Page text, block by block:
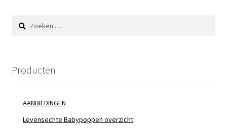
Zoeken
naar:
Producten
AANBIEDINGEN
Levensechte Babypoppen overzicht